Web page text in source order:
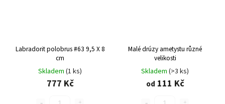
Labradorit polobrus #63 9,5 X 8
cm
Skladem (1 ks)
777 Kč
Malé drúzy ametystu různé
velikosti
Skladem (>3 ks)
od 111 Kč